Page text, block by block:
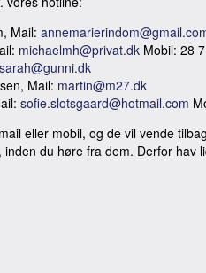
Mail:
michaelmh@privat.dk Mobil: 28
sarah@gunni.dk
Mail: martin@m27.dk
sofie.slotsgaard@hotmail.com
eller mobil, og de vil vende
du høre fra dem. Derfor hav